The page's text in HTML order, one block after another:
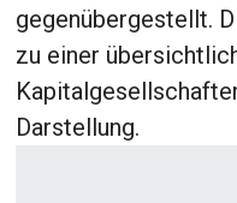
gegenübergestellt.
zu einer
Darstellung.